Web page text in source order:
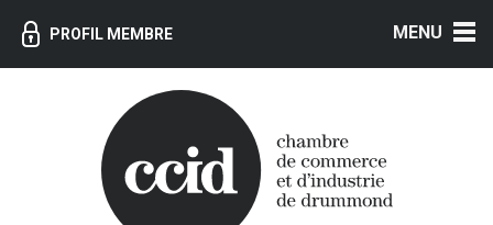
PROFIL MEMBRE MENU